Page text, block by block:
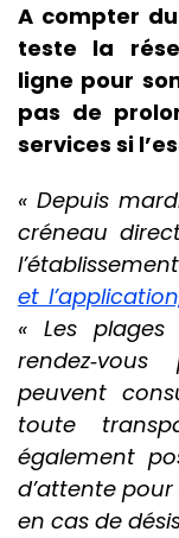
A compter
teste la
ligne pour
pas de
services si
« Depuis
créneau
et
« Les
peuvent
toute
également
d’attente
en cas de